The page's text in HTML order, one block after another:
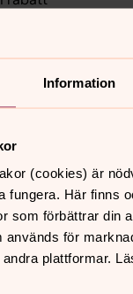
Information
(cookies) är
fungera. Här finns
som förbättrar din
används för
plattformar.
gravrabatt
lösa blommor
lösa blommor
av gravlyktor